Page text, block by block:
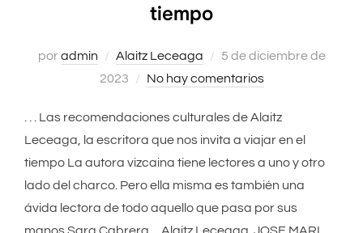
tiempo
poradmin Alaitz Leceaga
Publicado
el
5 de diciembre de
2023
No hay comentarios
. . . Las recomendaciones culturales de Alaitz
Leceaga, la escritora que nos invita a viajar en el
tiempo La autora vizcaina tiene lectores a uno y otro
lado del charco. Pero ella misma es también una
ávida lectora de todo aquello que pasa por sus